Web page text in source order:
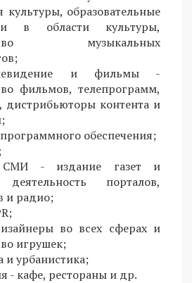
культуры, образовательные
в области культуры,
музыкальных
и фильмы -
фильмов, телепрограмм,
дистрибьюторы контента и
обеспечения;
- издание газет и
порталов,
и радио;
во всех сферах и
игрушек;
и урбанистика;
- кафе, рестораны и др.